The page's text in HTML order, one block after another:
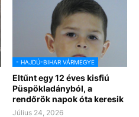
- HAJDÚ-BIHAR VÁRMEGYE
Eltűnt egy 12 éves kisfiú
Püspökladányból, a
rendőrök napok óta keresik
Július 24, 2026